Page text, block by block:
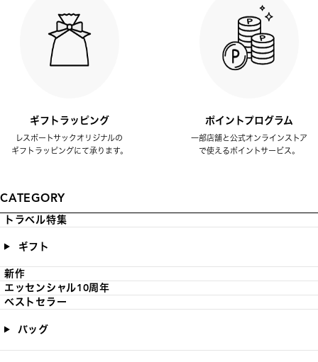
ギフトラッピング
レスポートサックオリジナルの
ギフトラッピングにて承ります。
ポイントプログラム
一部店舗と公式オンラインストア
で使えるポイントサービス。
CATEGORY
トラベル特集
ギフト
新作
エッセンシャル10周年
ベストセラー
バッグ